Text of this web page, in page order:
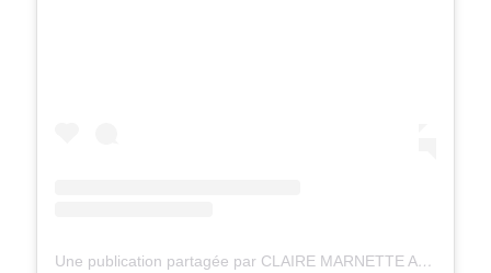
Une publication partagée par CLAIRE MARNETTE ALLEGRETTI (@milkywaysblueyes)